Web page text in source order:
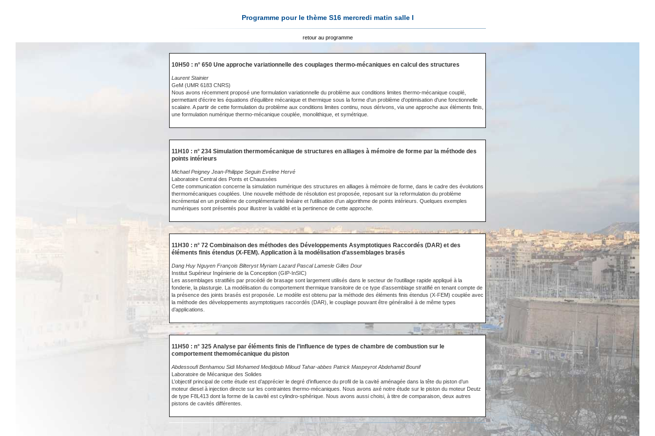
Programme pour le thème S16 mercredi matin salle I
retour au programme
10H50 : n° 650 Une approche variationnelle des couplages thermo-mécaniques en calcul des structures
Laurent Stainier
GeM (UMR 6183 CNRS)
Nous avons récemment proposé une formulation variationnelle du problème aux conditions limites thermo-mécanique couplé,
permettant d'écrire les équations d'équilibre mécanique et thermique sous la forme d'un problème d'optimisation d'une fonctionnelle
scalaire. A partir de cette formulation du problème aux conditions limites continu, nous dérivons, via une approche aux éléments finis,
une formulation numérique thermo-mécanique couplée, monolithique, et symétrique.
11H10 : n° 234 Simulation thermomécanique de structures en alliages à mémoire de forme par la méthode des
points intérieurs
Michael Peigney Jean-Philippe Seguin Eveline Hervé
Laboratoire Central des Ponts et Chaussées
Cette communication concerne la simulation numérique des structures en alliages à mémoire de forme, dans le cadre des évolutions
thermomécaniques couplées. Une nouvelle méthode de résolution est proposée, reposant sur la reformulation du problème
incrémental en un problème de complémentarité linéaire et l’utilisation d’un algorithme de points intérieurs. Quelques exemples
numériques sont présentés pour illustrer la validité et la pertinence de cette approche.
11H30 : n° 72 Combinaison des méthodes des Développements Asymptotiques Raccordés (DAR) et des
éléments finis étendus (X-FEM). Application à la modélisation d’assemblages brasés
Dang Huy Nguyen François Bilteryst Myriam Lazard Pascal Lamesle Gilles Dour
Institut Supérieur Ingénierie de la Conception (GIP-InSIC)
Les assemblages stratifiés par procédé de brasage sont largement utilisés dans le secteur de l’outillage rapide appliqué à la
fonderie, la plasturgie. La modélisation du comportement thermique transitoire de ce type d’assemblage stratifié en tenant compte de
la présence des joints brasés est proposée. Le modèle est obtenu par la méthode des éléments finis étendus (X-FEM) couplée avec
la méthode des développements asymptotiques raccordés (DAR), le couplage pouvant être généralisé à de même types
d’applications.
11H50 : n° 325 Analyse par éléments finis de l’influence de types de chambre de combustion sur le
comportement themomécanique du piston
Abdessoufi Benhamou Sidi Mohamed Medjdoub Miloud Tahar-abbes Patrick Maspeyrot Abdehamid Bounif
Laboratoire de Mécanique des Solides
L’objectif principal de cette étude est d’apprécier le degré d’influence du profil de la cavité aménagée dans la tête du piston d’un
moteur diesel à injection directe sur les contraintes thermo-mécaniques. Nous avons axé notre étude sur le piston du moteur Deutz
de type F8L413 dont la forme de la cavité est cylindro-sphérique. Nous avons aussi choisi, à titre de comparaison, deux autres
pistons de cavités différentes.